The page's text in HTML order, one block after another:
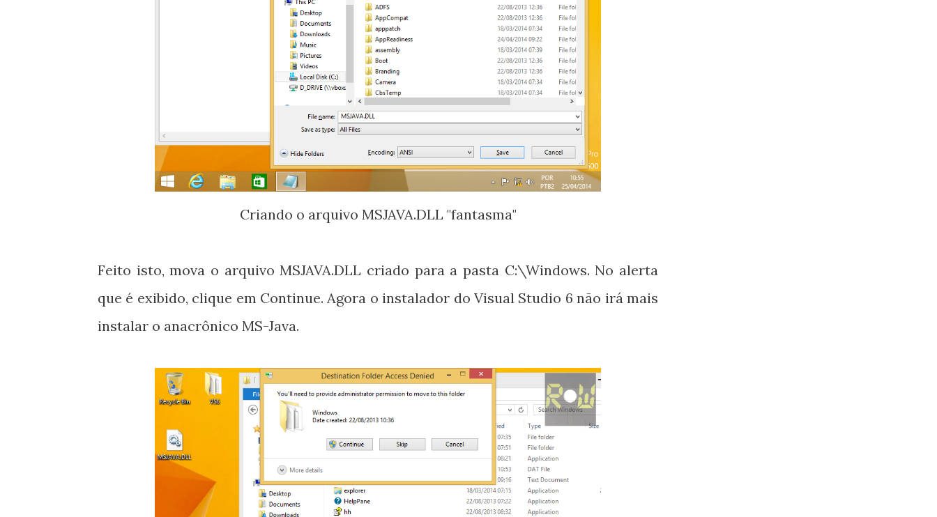
Criando o arquivo MSJAVA.DLL "fantasma"
Feito isto, mova o arquivo MSJAVA.DLL criado para a pasta C:\Windows. No alerta
que é exibido, clique em Continue. Agora o instalador do Visual Studio 6 não irá mais
instalar o anacrônico MS-Java.